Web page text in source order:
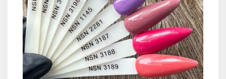
PUDRY BROKATOWE
PUDRY Z DROBINKAMI
PUDRY KOLOR PUR
PUDRY BUDUJĄCE
PUDRY DO FRENCH
PUDRY GALAXY
PUDRY SPARKLE
PUDRY TERMICZNE
KOSZYK